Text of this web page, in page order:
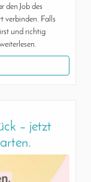
den Job des
verbinden. Falls
und richtig
– jetzt